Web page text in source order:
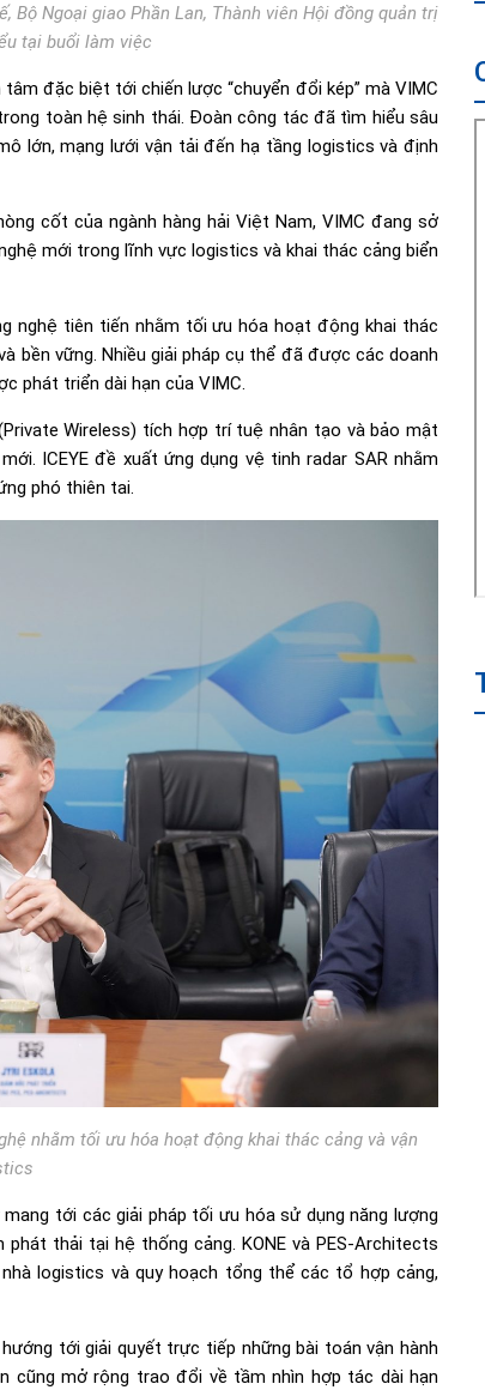
Ngoại giao Phần Lan, Thành viên Hội đồng quản trị
tại buổi làm việc
đặc biệt tới chiến lược “chuyển đổi kép” mà VIMC
toàn hệ sinh thái. Đoàn công tác đã tìm hiểu sâu
lớn, mạng lưới vận tải đến hạ tầng logistics và định
cốt của ngành hàng hải Việt Nam, VIMC đang sở
mới trong lĩnh vực logistics và khai thác cảng biển
nghệ tiên tiến nhằm tối ưu hóa hoạt động khai thác
bền vững. Nhiều giải pháp cụ thể đã được các doanh
phát triển dài hạn của VIMC.
Wireless) tích hợp trí tuệ nhân tạo và bảo mật
ICEYE đề xuất ứng dụng vệ tinh radar SAR nhằm
phó thiên tai.
nhằm tối ưu hóa hoạt động khai thác cảng và vận
tới các giải pháp tối ưu hóa sử dụng năng lượng
thải tại hệ thống cảng. KONE và PES-Architects
logistics và quy hoạch tổng thể các tổ hợp cảng,
tới giải quyết trực tiếp những bài toán vận hành
cũng mở rộng trao đổi về tầm nhìn hợp tác dài hạn